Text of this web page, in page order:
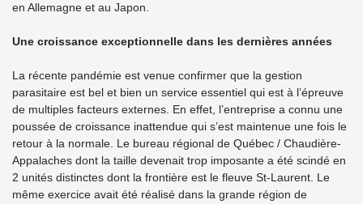
en Allemagne et au Japon.
Une croissance exceptionnelle dans les dernières années
La récente pandémie est venue confirmer que la gestion
parasitaire est bel et bien un service essentiel qui est à l’épreuve
de multiples facteurs externes. En effet, l’entreprise a connu une
poussée de croissance inattendue qui s’est maintenue une fois le
retour à la normale. Le bureau régional de Québec / Chaudière-
Appalaches dont la taille devenait trop imposante a été scindé en
2 unités distinctes dont la frontière est le fleuve St-Laurent. Le
même exercice avait été réalisé dans la grande région de